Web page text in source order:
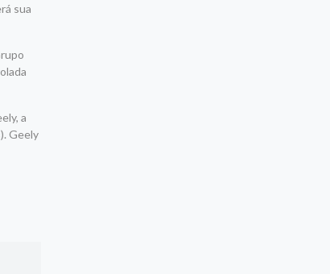
sua
a
Geely